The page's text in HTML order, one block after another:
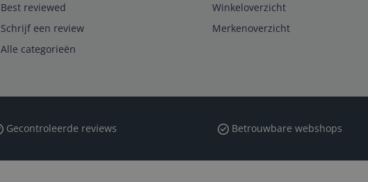
Best reviewed
Schrijf een review
Alle categorieën
Winkeloverzicht
Merkenoverzicht
Gecontroleerde reviews Betrouwbare webshops